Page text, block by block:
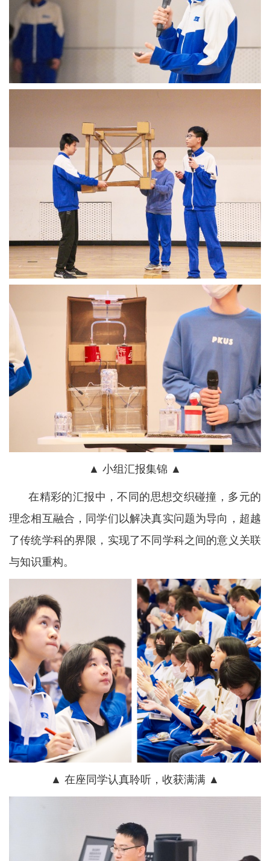
▲ 小组汇报集锦 ▲
在精彩的汇报中，不同的思想交织碰撞，多元的
理念相互融合，同学们以解决真实问题为导向，超越
了传统学科的界限，实现了不同学科之间的意义关联
与知识重构。
▲ 在座同学认真聆听，收获满满 ▲